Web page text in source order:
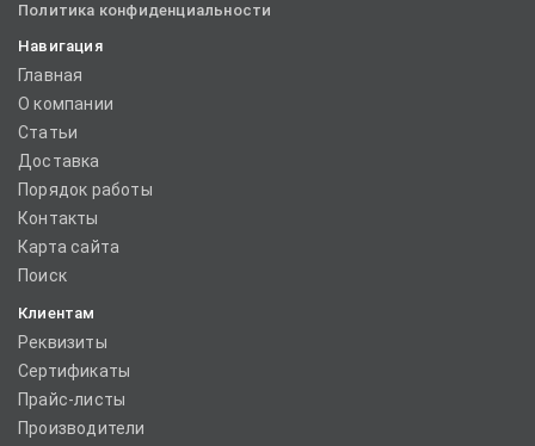
Политика конфиденциальности
Навигация
Главная
О компании
Статьи
Доставка
Порядок работы
Контакты
Карта сайта
Поиск
Клиентам
Реквизиты
Сертификаты
Прайс-листы
Производители